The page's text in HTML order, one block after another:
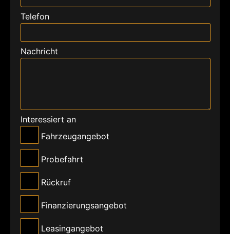
Telefon
Nachricht
Interessiert an
Fahrzeugangebot
Probefahrt
Rückruf
Finanzierungsangebot
Leasingangebot